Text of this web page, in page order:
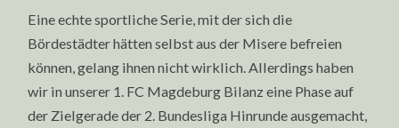
Eine echte sportliche Serie, mit der sich die
Bördestädter hätten selbst aus der Misere befreien
können, gelang ihnen nicht wirklich. Allerdings haben
wir in unserer 1. FC Magdeburg Bilanz eine Phase auf
der Zielgerade der 2. Bundesliga Hinrunde ausgemacht,